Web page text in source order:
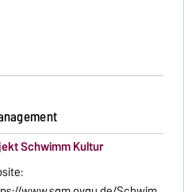
Schwimm Kultur